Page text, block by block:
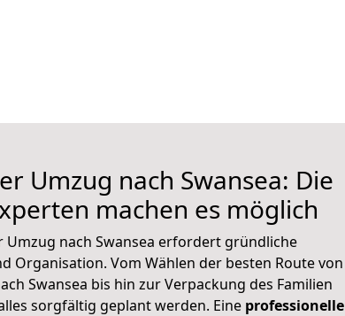
Umzug nach Swansea: Die
machen es möglich
Umzug nach Swansea erfordert gründliche
Organisation. Vom Wählen der besten Route von
Swansea bis hin zur Verpackung des Familien
sorgfältig geplant werden. Eine professionelle